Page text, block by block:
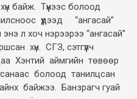
байж. Түүнээс болоод
үүдээд “ангасай”
л хоч нэрээрээ “ангасай”
хүн. СГЗ, сэтгүүлч
Хэнтий аймгийн төвөөр
болоод танилцсан
байжээ. Банзрагч гуай